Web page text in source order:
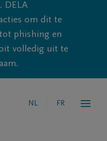
DELA
om dit te
phishing en
volledig uit te
NL FR